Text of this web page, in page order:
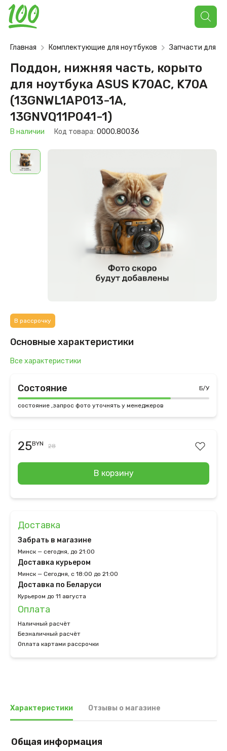
Поиск
товаров
Главная Комплектующие для ноутбуков Запчасти для
Поддон, нижняя часть, корыто
для ноутбука ASUS K70AC, K70A
(13GNWL1AP013-1A,
13GNVQ11P041-1)
В наличии Код товара: 0000.80036
В рассрочку
Основные характеристики
Все характеристики
Состояние Б/У
состояние ,запрос фото уточнять у менеджеров
25BYN 28
В корзину
Доставка
Забрать в магазине
Минск — сегодня, до 21:00
Доставка курьером
Минск — Сегодня, с 18:00 до 21:00
Доставка по Беларуси
Курьером до 11 августа
Оплата
Наличный расчёт
Безналичный расчёт
Оплата картами рассрочки
Характеристики Отзывы о магазине
Общая информация